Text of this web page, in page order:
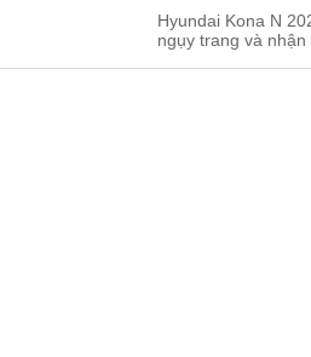
Hyundai Kona N
ngụy trang và